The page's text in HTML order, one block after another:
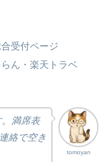
受付ページ
ん・楽天トラベ
tomoyan
満席表
絡で空き